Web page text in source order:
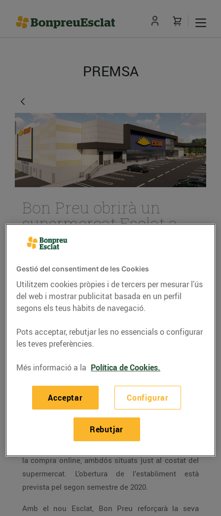
PREMSA
Bon Preu obrirà un
supermercat Esclat a
Badalona
L’establiment comptarà amb una
benzinera EsclatOil, mini mercat i un punt
de recollida de la compra online.
Bon Preu, propietari de les ensenyes Bonpreu,
Esclat, EsclatOil i BonpreuEsclat online, obrirà un
Badalona, situat a l’avinguda de Conflent s/n, on
actualment hi ha l’empresa Toys R Us.
El nou establiment serà d’última generació, tindrà
una superfície de vendes de 3.200 m² i 290 places
d’aparcament. També disposarà d’una benzinera
la compra online, ambdós situats just al costat del
supermercat. L’obertura de l’establiment està
prevista pel segon semestre de 2020.
Amb el nou Esclat, Bon Preu reforçarà la seva
Gestió del consentiment de les Cookies
Utilitzem cookies pròpies i de tercers per mesurar l’ús
del web i mostrar publicitat basada en un perfil
segons els teus hàbits de navegació.
Pots acceptar, rebutjar les no essencials o configurar
les teves preferències.
Més informació a la Política de Cookies.
Configurar
Rebutjar
Acceptar